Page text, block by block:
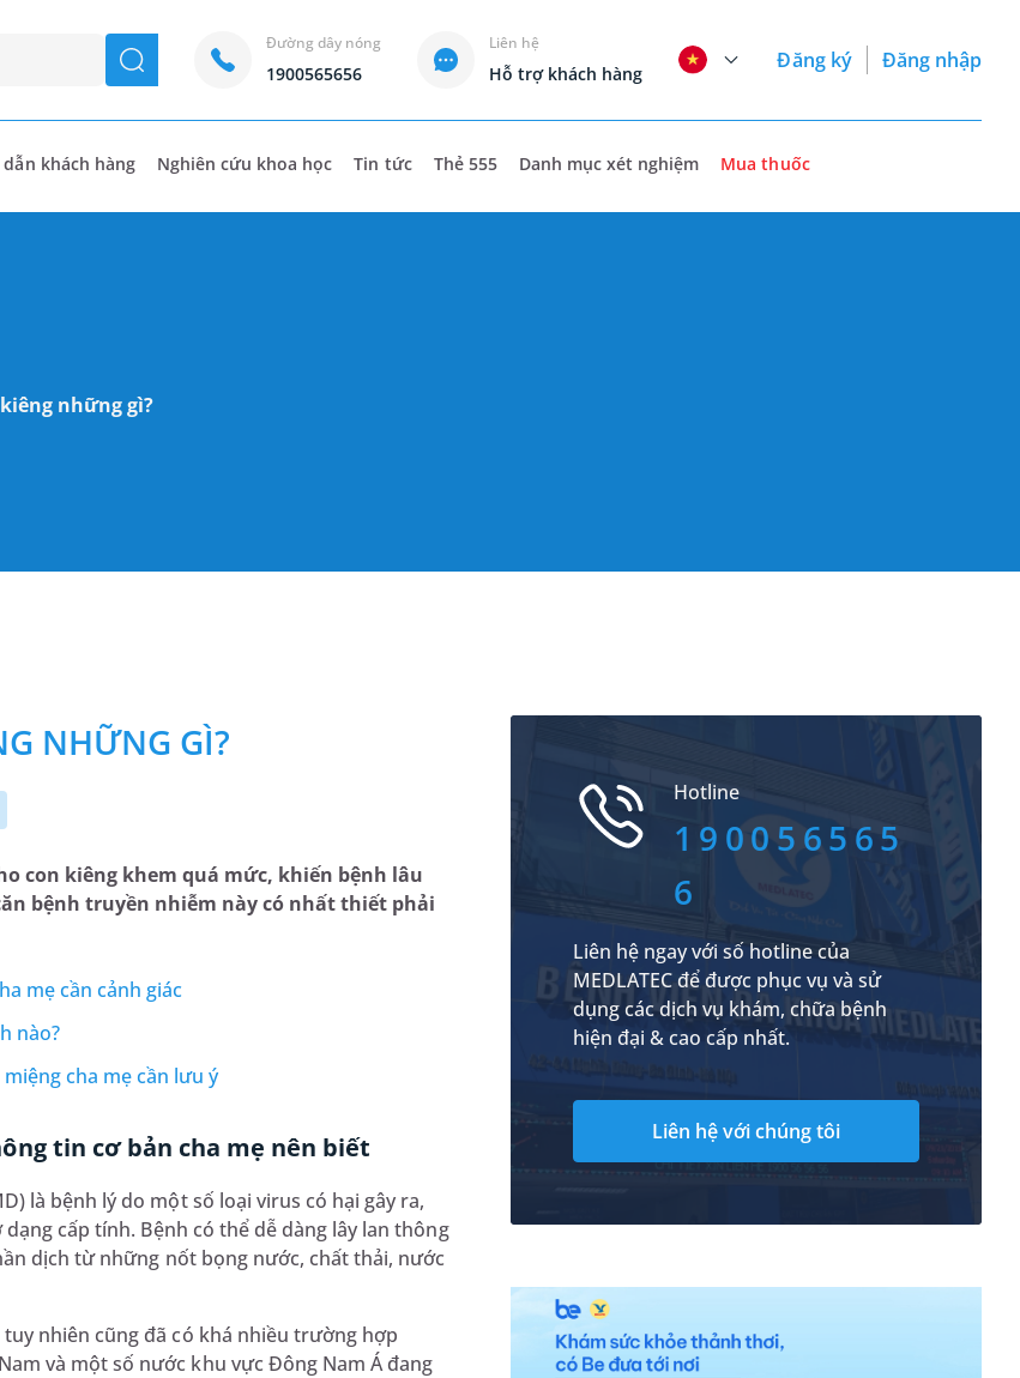
seach
Đường dây nóng
1900565656
Liên hệ
Hỗ trợ khách hàng
Đăng ký Đăng nhập
khách hàng Nghiên cứu khoa học Tin tức Thẻ 555 Danh mục xét nghiệm Mua thuốc
những gì?
NHỮNG GÌ?
con kiêng khem quá mức, khiến bệnh lâu
bệnh truyền nhiễm này có nhất thiết phải
mẹ cần cảnh giác
nào?
cha mẹ cần lưu ý
tin cơ bản cha mẹ nên biết
là bệnh lý do một số loại virus có hại gây ra,
cấp tính. Bệnh có thể dễ dàng lây lan thông
dịch từ những nốt bọng nước, chất thải, nước
nhiên cũng đã có khá nhiều trường hợp
và một số nước khu vực Đông Nam Á đang
Hotline
190056565
6
Liên hệ ngay với số hotline của
MEDLATEC để được phục vụ và sử
dụng các dịch vụ khám, chữa bệnh
hiện đại & cao cấp nhất.
Liên hệ với chúng tôi